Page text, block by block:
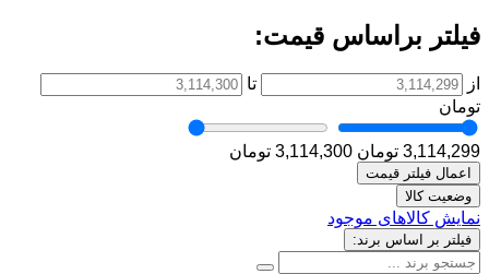
فیلتر براساس قیمت:
از
تا
تومان
3,114,299 تومان 3,114,300 تومان
اعمال فیلتر قیمت
وضعیت کالا
نمایش کالاهای موجود
فیلتر بر اساس برند: